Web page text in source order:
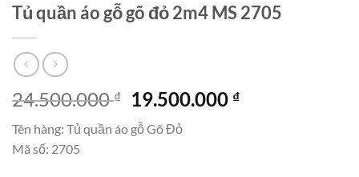
Tủ quần áo gỗ gõ đỏ 2m4 MS 2705
24.500.000₫
Giá
gốc
là:
19.500.000 ₫Giá
Tên hàng: Tủ quần áo gỗ Gõ Đỏ
Mã số: 2705